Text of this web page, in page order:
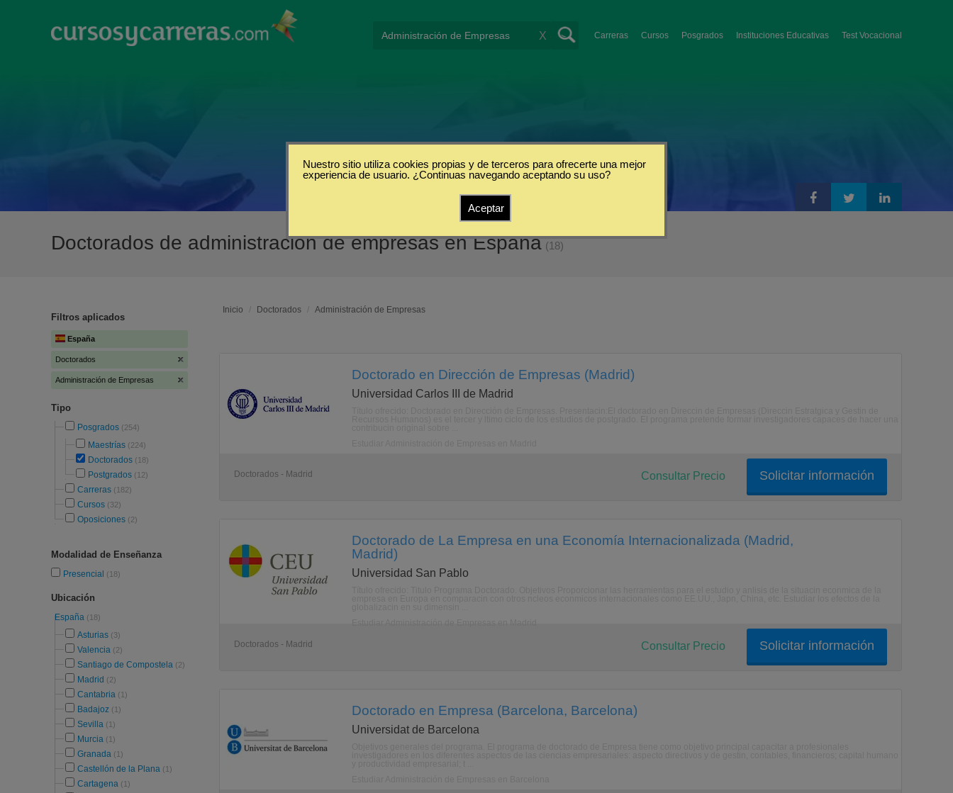
Carreras Cursos Posgrados Instituciones Educativas Test Vocacional
X
Doctorados de administración de empresas en España (18)
Filtros aplicados
España
Doctorados
Administración de Empresas
Tipo
Posgrados (254)
Maestrías (224)
Doctorados (18)
Postgrados (12)
Carreras (182)
Cursos (32)
Oposiciones (2)
Modalidad de Enseñanza
Presencial (18)
Ubicación
España (18)
Asturias (3)
Valencia (2)
Santiago de Compostela (2)
Madrid (2)
Cantabria (1)
Badajoz (1)
Sevilla (1)
Murcia (1)
Granada (1)
Castellón de la Plana (1)
Cartagena (1)
Inicio / Doctorados / Administración de Empresas
Doctorado en Dirección de Empresas (Madrid)
Universidad Carlos III de Madrid
Doctorados - Madrid Solicitar información
Consultar Precio
Doctorado de La Empresa en una Economía Internacionalizada (Madrid,
Madrid)
Universidad San Pablo
Doctorados - Madrid Solicitar información
Consultar Precio
Doctorado en Empresa (Barcelona, Barcelona)
Universidat de Barcelona
Nuestro sitio utiliza cookies propias y de terceros para ofrecerte una mejor
experiencia de usuario. ¿Continuas navegando aceptando su uso?
Aceptar